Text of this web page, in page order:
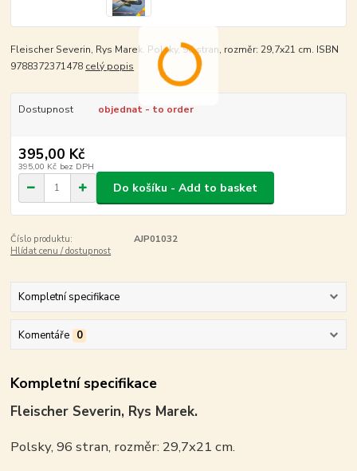
Fleischer Severin, Rys Marek. Polsky, 96 stran, rozměr: 29,7x21 cm. ISBN
9788372371478 celý popis
Dostupnost objednat - to order
395,00 Kč
395,00 Kč bez DPH
Do košíku - Add to basket
Číslo produktu:
AJP01032
Hlídat cenu / dostupnost
Kompletní specifikace
Komentáře 0
Kompletní specifikace
Fleischer Severin, Rys Marek.
Polsky, 96 stran, rozměr: 29,7x21 cm.